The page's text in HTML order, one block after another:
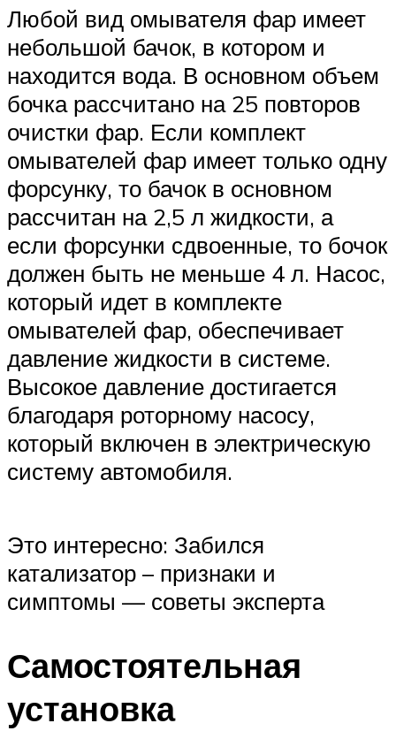
Любой вид омывателя фар имеет
небольшой бачок, в котором и
находится вода. В основном объем
бочка рассчитано на 25 повторов
очистки фар. Если комплект
омывателей фар имеет только одну
форсунку, то бачок в основном
рассчитан на 2,5 л жидкости, а
если форсунки сдвоенные, то бочок
должен быть не меньше 4 л. Насос,
который идет в комплекте
омывателей фар, обеспечивает
давление жидкости в системе.
Высокое давление достигается
благодаря роторному насосу,
который включен в электрическую
систему автомобиля.
Это интересно: Забился
катализатор – признаки и
симптомы — советы эксперта
Самостоятельная
установка